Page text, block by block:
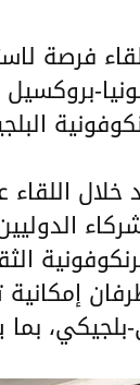
فرصة
خلال
بلجيكي،